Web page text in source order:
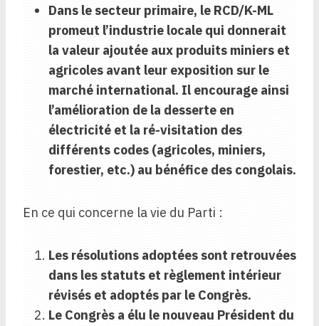
Dans le secteur primaire, le RCD/K-ML
promeut l’industrie locale qui donnerait
la valeur ajoutée aux produits miniers et
agricoles avant leur exposition sur le
marché international. Il encourage ainsi
l’amélioration de la desserte en
électricité et la ré-visitation des
différents codes (agricoles, miniers,
forestier, etc.) au bénéfice des congolais.
En ce qui concerne la vie du Parti :
Les résolutions adoptées sont retrouvées
dans les statuts et règlement intérieur
révisés et adoptés par le Congrès.
Le Congrès a élu le nouveau Président du